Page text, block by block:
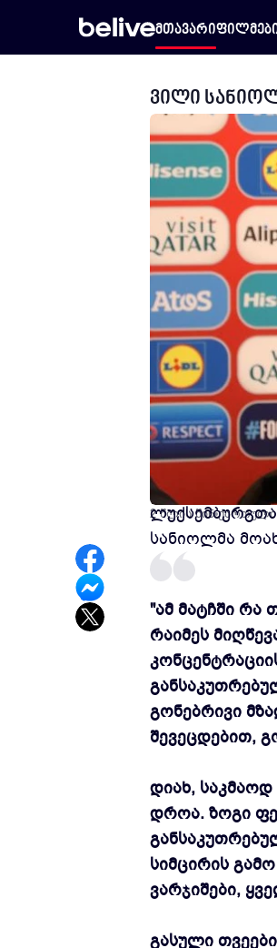
მთავარი
ვილი
2 წლის წინ
უეფას
სანიოლმა
"ამ მატჩში რა
რაიმეს
გონებრივი
შევეცდებით,
დიახ,
დროა. ზოგი
სიმცირის
ვარჯიშები,
გასული